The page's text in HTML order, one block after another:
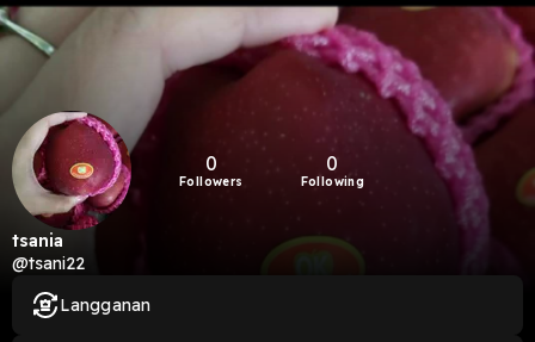
0
Followers
0
Following
tsania
@tsani22
Langganan